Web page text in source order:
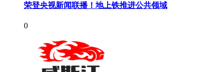
荣登央视新闻联播！地上铁推进公共领域
0